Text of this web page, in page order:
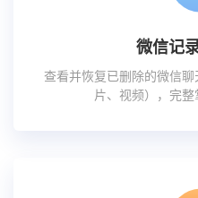
微信记
查看并恢复已删除的微信
片、视频），完整